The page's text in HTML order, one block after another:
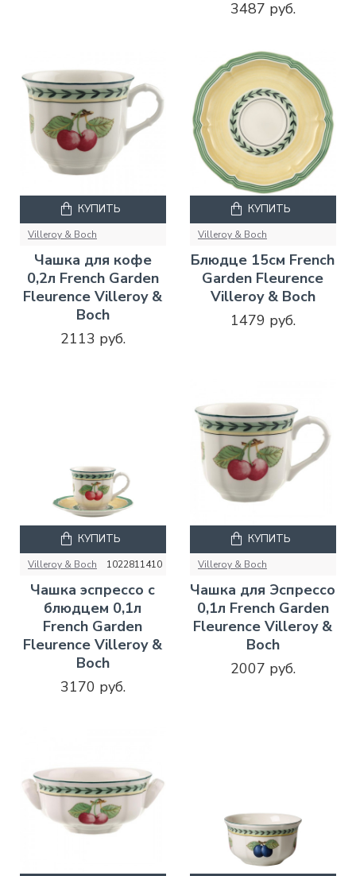
3487 руб.
Villeroy & Boch
Чашка для кофе
0,2л French Garden
Fleurence Villeroy &
Boch
2113 руб.
КУПИТЬ
Villeroy & Boch
Блюдце 15см French
Garden Fleurence
Villeroy & Boch
1479 руб.
КУПИТЬ
Villeroy & Boch 1022811410
Чашка эспрессо с
блюдцем 0,1л
French Garden
Fleurence Villeroy &
Boch
3170 руб.
КУПИТЬ
Villeroy & Boch
Чашка для Эспрессо
0,1л French Garden
Fleurence Villeroy &
Boch
2007 руб.
КУПИТЬ